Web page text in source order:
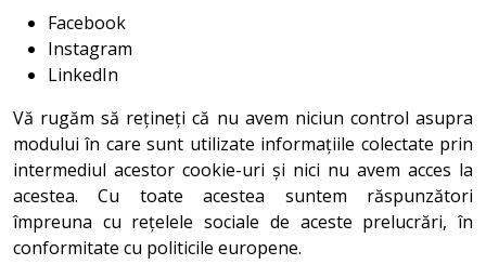
Facebook
Instagram
LinkedIn
Vă rugăm să rețineți că nu avem niciun control asupra
modului în care sunt utilizate informațiile colectate prin
intermediul acestor cookie-uri și nici nu avem acces la
acestea. Cu toate acestea suntem răspunzători
împreuna cu rețelele sociale de aceste prelucrări, în
conformitate cu politicile europene.